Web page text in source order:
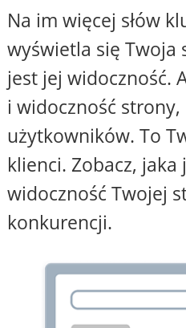
Na im więcej słów
wyświetla się Twoja
jest jej widoczność.
i widoczność
użytkowników. To
klienci. Zobacz, jaka
widoczność Twojej
konkurencji.